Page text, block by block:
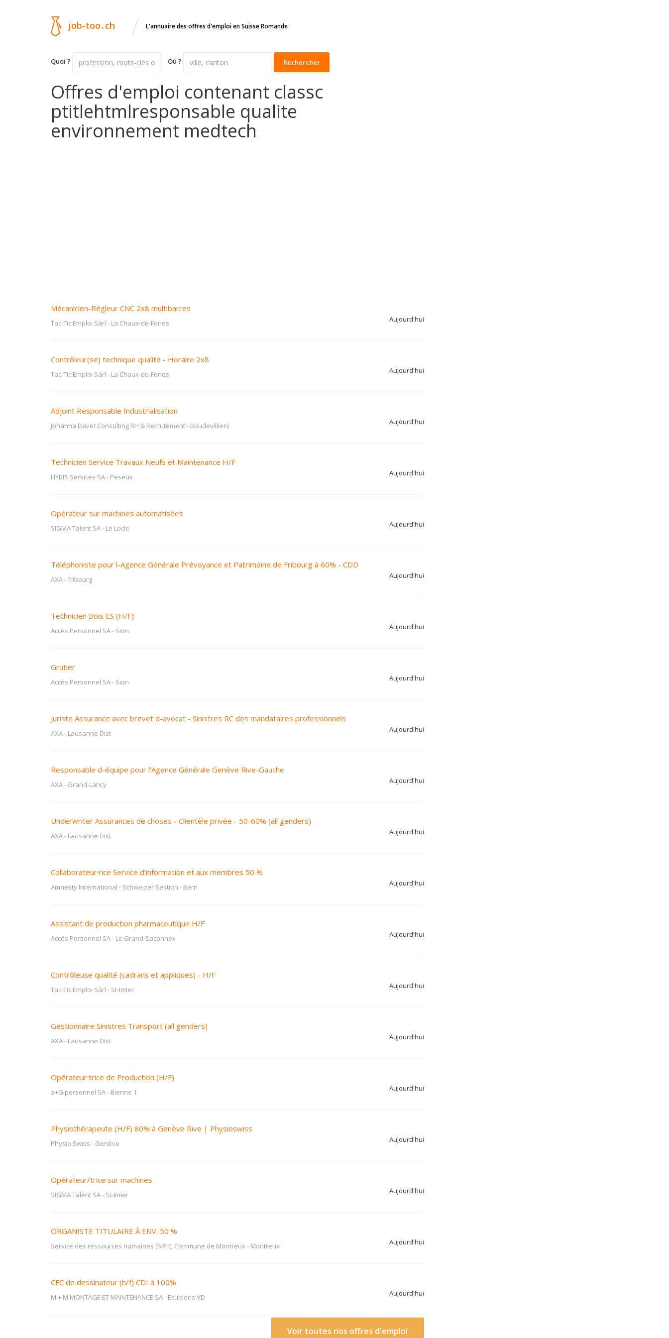
job-too.ch / L'annuaire des offres d'emploi en Suisse Romande
Quoi ? Oú ? Rechercher
Offres d'emploi contenant classc
ptitlehtmlresponsable qualite
environnement medtech
Mécanicien-Régleur CNC 2x8 multibarres
Tac-Tic Emploi Sàrl - La Chaux-de-Fonds Aujourd'hui
Contrôleur(se) technique qualité - Horaire 2x8
Tac-Tic Emploi Sàrl - La Chaux-de-Fonds Aujourd'hui
Adjoint Responsable Industrialisation
Johanna Davet Consulting RH & Recrutement- Boudevilliers Aujourd'hui
Technicien Service Travaux Neufs et Maintenance H/F
HYBIS Services SA- Peseux Aujourd'hui
Opérateur sur machines automatisées
SIGMA Talent SA- Le Locle Aujourd'hui
Téléphoniste pour l-Agence Générale Prévoyance et Patrimoine de Fribourg à 60% - CDD
AXA- fribourg Aujourd'hui
Technicien Bois ES (H/F)
Accès Personnel SA- Sion Aujourd'hui
Grutier
Accès Personnel SA- Sion Aujourd'hui
Juriste Assurance avec brevet d-avocat - Sinistres RC des mandataires professionnels
AXA- Lausanne Dist Aujourd'hui
Responsable d-équipe pour l'Agence Générale Genève Rive-Gauche
AXA- Grand-Lancy Aujourd'hui
Underwriter Assurances de choses - Clientèle privée - 50-60% (all genders)
AXA- Lausanne Dist Aujourd'hui
Collaborateur·rice Service d’information et aux membres 50 %
Amnesty International - Schweizer Sektion - Bern Aujourd'hui
Assistant de production pharmaceutique H/F
Accès Personnel SA- Le Grand-Saconnex Aujourd'hui
Contrôleuse qualité (cadrans et appliques) - H/F
Tac-Tic Emploi Sàrl - St-Imier Aujourd'hui
Gestionnaire Sinistres Transport (all genders)
AXA- Lausanne Dist Aujourd'hui
Opérateur·trice de Production (H/F)
a+G personnel SA- Bienne 1 Aujourd'hui
Physiothérapeute (H/F) 80% à Genève Rive | Physioswiss
Physio Swiss - Genève Aujourd'hui
Opérateur/trice sur machines
SIGMA Talent SA- St-Imier Aujourd'hui
ORGANISTE TITULAIRE À ENV. 50 %
Service des ressources humaines (SRH), Commune de Montreux - Montreux Aujourd'hui
CFC de dessinateur (h/f) CDI à 100%
M + M MONTAGE ET MAINTENANCE SA- Ecublens VD Aujourd'hui
Voir toutes nos offres d'emploi